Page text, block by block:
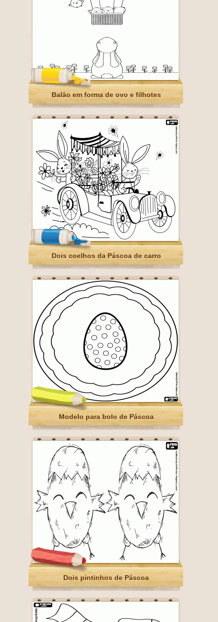
Balão em forma de ovo e filhotes
Dois coelhos da Páscoa de carro
Modelo para bolo de Páscoa
Dois pintinhos de Páscoa